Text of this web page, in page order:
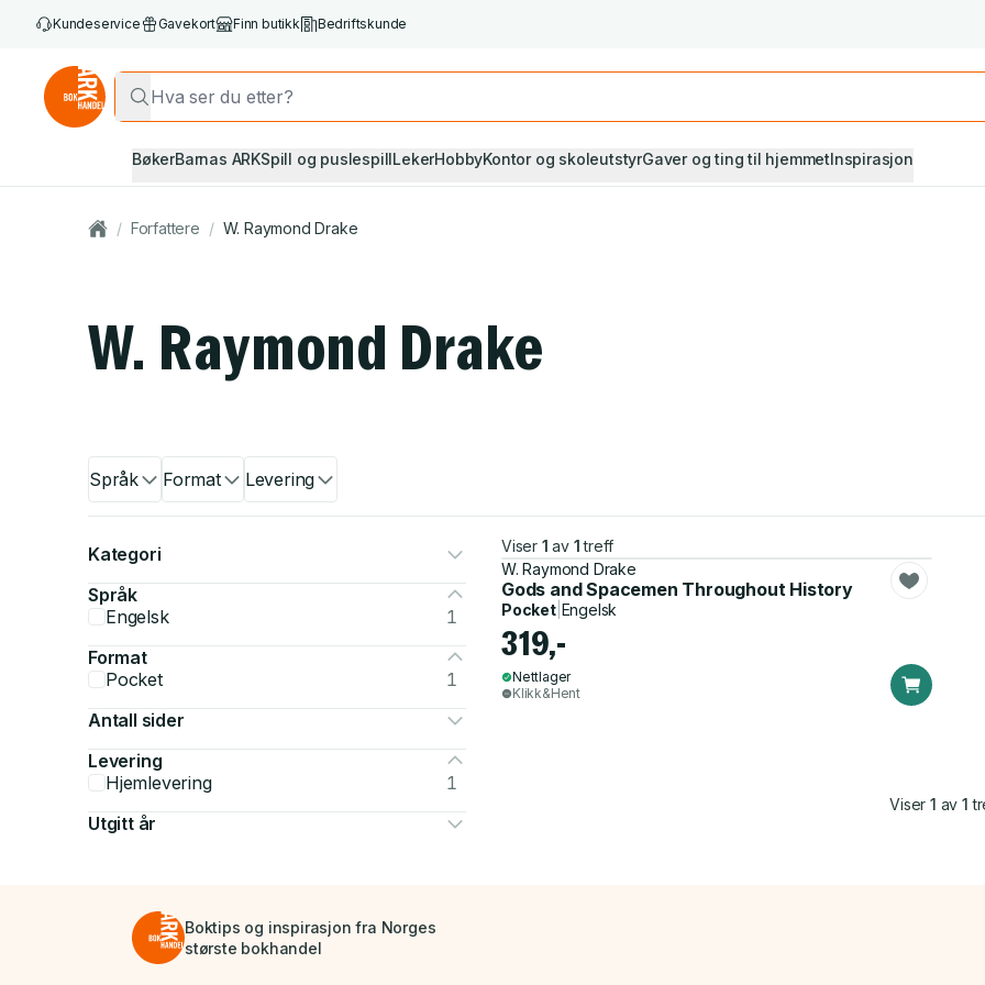
Kundeservice Gavekort Finn butikk Bedriftskunde
BøkerBarnas ARKSpill og puslespillLekerHobbyKontor og skoleutstyrGaver og ting til hjemmetInspirasjon
/ Forfattere / W. Raymond Drake
W. Raymond Drake
Språk Format Levering
Kategori
Språk
Engelsk
1
Format
Pocket
1
Antall sider
Levering
Hjemlevering
1
Utgitt år
Viser 1 av 1 treff
W. Raymond Drake
Gods and Spacemen Throughout History
Pocket| Engelsk
319,-
Nettlager
Klikk&Hent
Viser1 av 1
Boktips og inspirasjon fra Norges
største bokhandel